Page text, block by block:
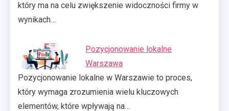
który ma na celu zwiększenie widoczności firmy w
wynikach…
Pozycjonowanie lokalne
Warszawa
Pozycjonowanie lokalne w Warszawie to proces,
który wymaga zrozumienia wielu kluczowych
elementów, które wpływają na…